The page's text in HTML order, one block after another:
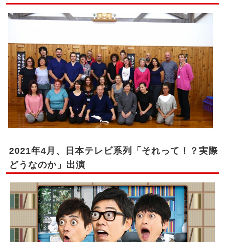
2021年4月、日本テレビ系列「それって！？実際
どうなのか」出演